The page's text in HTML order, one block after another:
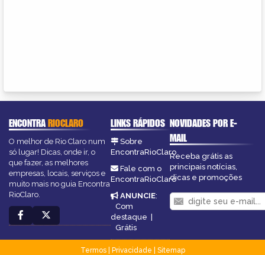
ENCONTRARIOCLARO
O melhor de Rio Claro num
só lugar! Dicas, onde ir, o
que fazer, as melhores
empresas, locais, serviços e
muito mais no guia Encontra
RioClaro.
LINKS RÁPIDOS
Sobre
EncontraRioClaro
Fale com o
EncontraRioClaro
ANUNCIE:
Com
destaque |
Grátis
NOVIDADES POR E-
MAIL
Receba grátis as
principais notícias,
dicas e promoções
Termos| Privacidade
Sitemap